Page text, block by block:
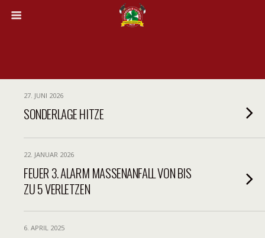
27. JUNI 2026
SONDERLAGE HITZE
22. JANUAR 2026
FEUER 3. ALARM MASSENANFALL VON BIS
ZU 5 VERLETZEN
6. APRIL 2025